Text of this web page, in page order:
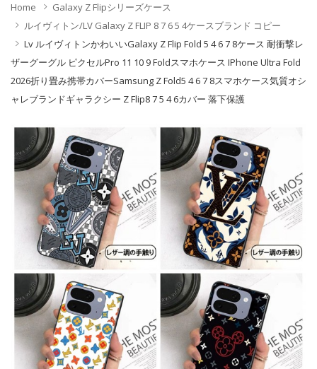
Home
Galaxy Z Flipシリーズケース
ルイヴィトン/LV Galaxy Z FLIP 8 7 6 5 4ケースブランド コピー
Lv ルイヴィトンかわいいGalaxy Z Flip Fold 5 4 6 7 8ケース 耐衝撃レ
ザーグーグル ピクセルPro 11 10 9 Foldスマホケース IPhone Ultra Fold
2026折り畳み携帯カバーSamsung Z Fold5 4 6 7 8スマホケース気質オシ
ャレブランドギャラクシー Z Flip8 7 5 4 6カバー 落下保護